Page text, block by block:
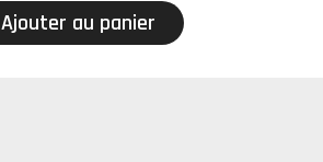
Ajouter au panier